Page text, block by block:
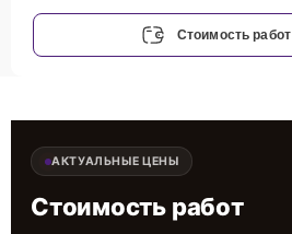
Стоимость работ
АКТУАЛЬНЫЕ ЦЕНЫ
Стоимость работ